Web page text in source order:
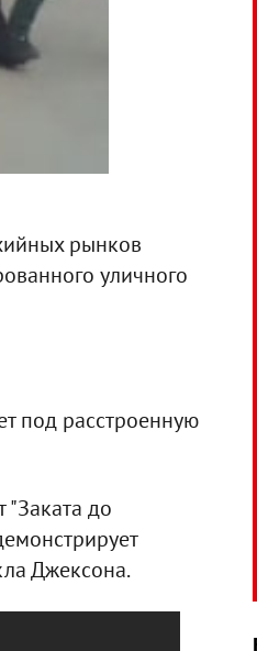
рынков
уличного
под расстроенную
"Заката до
Джексона.